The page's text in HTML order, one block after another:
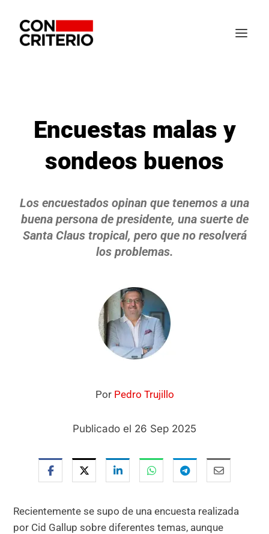
Encuestas malas y
sondeos buenos
Los encuestados opinan que tenemos a una
buena persona de presidente, una suerte de
Santa Claus tropical, pero que no resolverá
los problemas.
Por Pedro Trujillo
Publicado el 26 Sep 2025
Recientemente se supo de una encuesta realizada
por Cid Gallup sobre diferentes temas, aunque